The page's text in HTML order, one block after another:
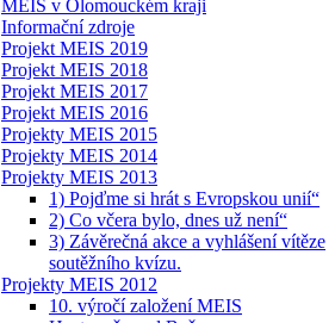
MEIS v Olomouckém kraji
Informační zdroje
Projekt MEIS 2019
Projekt MEIS 2018
Projekt MEIS 2017
Projekt MEIS 2016
Projekty MEIS 2015
Projekty MEIS 2014
Projekty MEIS 2013
1) Pojďme si hrát s Evropskou unií“
2) Co včera bylo, dnes už není“
3) Závěrečná akce a vyhlášení vítěze
soutěžního kvízu.
Projekty MEIS 2012
10. výročí založení MEIS